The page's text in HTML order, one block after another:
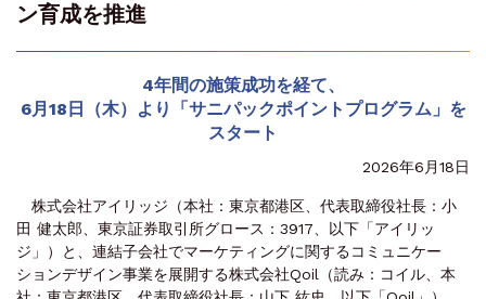
ン育成を推進
4年間の施策成功を経て、
6月18日（木）より「サニパックポイントプログラム」を
スタート
2026年6月18日
株式会社アイリッジ（本社：東京都港区、代表取締役社長：小
田 健太郎、東京証券取引所グロース：3917、以下「アイリッ
ジ」）と、連結子会社でマーケティングに関するコミュニケー
ションデザイン事業を展開する株式会社Qoil（読み：コイル、本